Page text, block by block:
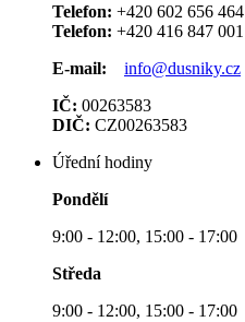
Telefon: +420 602 656 464
Telefon: +420 416 847 001
E-mail:
info@dusniky.cz
IČ: 00263583
DIČ: CZ00263583
Úřední hodiny
Pondělí
9:00 - 12:00, 15:00 - 17:00
Středa
9:00 - 12:00, 15:00 - 17:00